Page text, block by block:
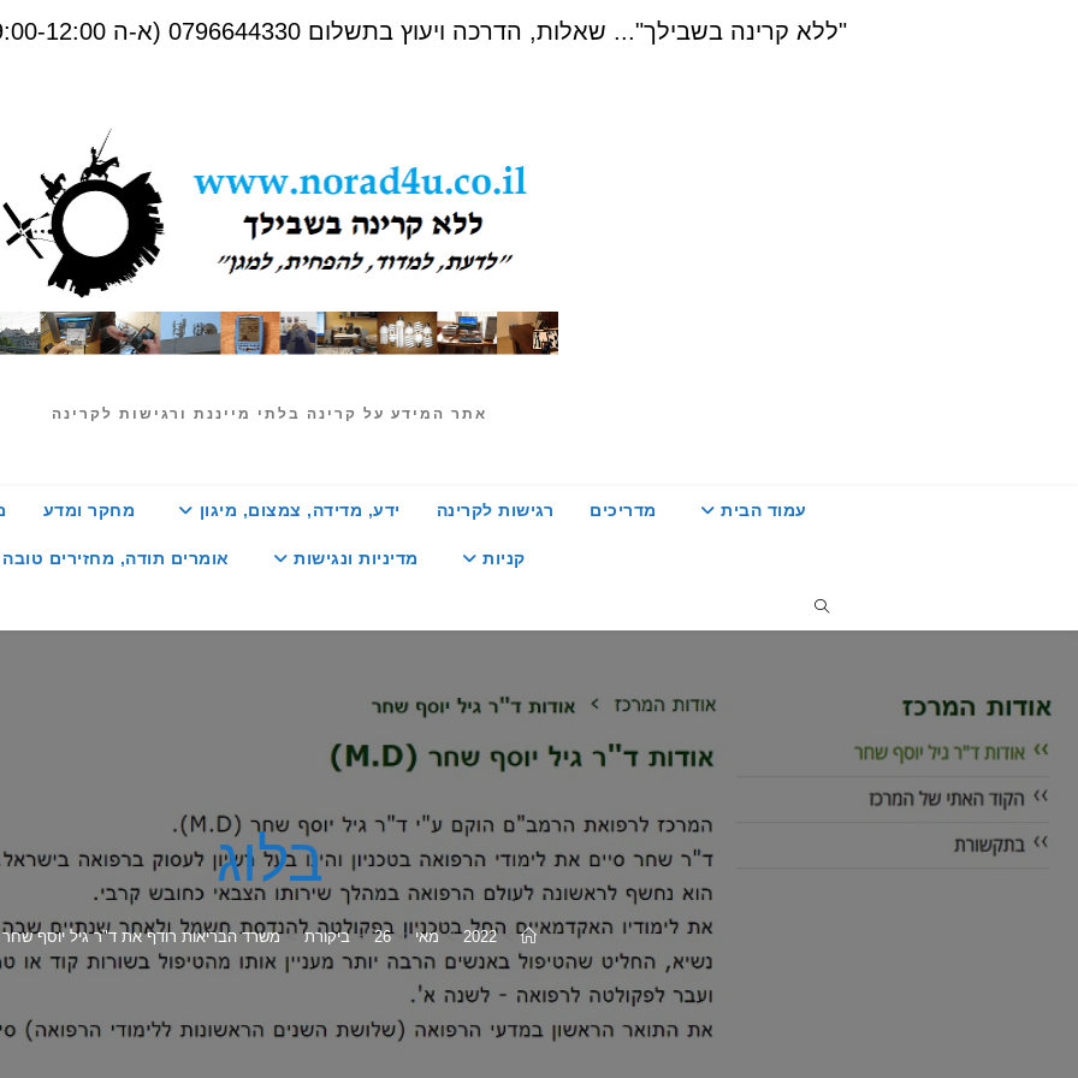
"ללא קרינה בשבילך"... שאלות, הדרכה ויעוץ בתשלום 0796644330 (א-ה 09:00-12:00)
אתר המידע על קרינה בלתי מייננת ורגישות לקרינה
עמוד הבית מדריכים רגישות לקרינה ידע, מדידה, צמצום, מיגון מחקר ומדע
קניות מדיניות ונגישות אומרים תודה, מחזירים
בלוג
>
2022
> מאי >
26
> ביקורת > משרד הבריאות רודף את ד"ר גיל יוסף שחר